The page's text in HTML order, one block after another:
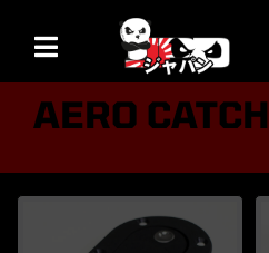
contentToggle
Navigation
Reservedele
AERO CATCH